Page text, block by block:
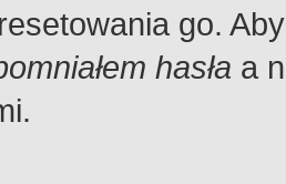
go.
hasła a